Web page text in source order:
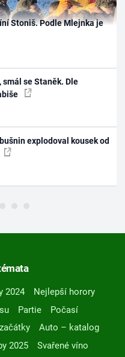
Stoniš. Podle Mlejnka je
se Staněk. Dle
explodoval kousek od
2024
Nejlepší horory
Partie
Počasí
Auto – katalog
2025
Svařené víno